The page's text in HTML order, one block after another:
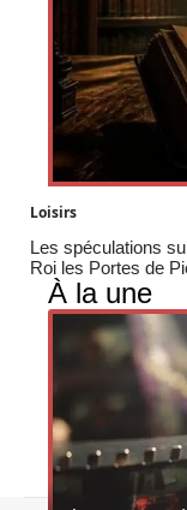
Loisirs
Les spéculations
Roi les Portes de
À la une